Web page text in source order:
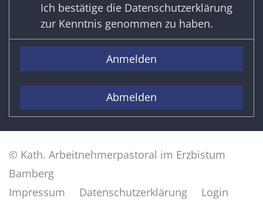
Ich bestätige die Datenschutzerklärung
zur Kenntnis genommen zu haben.
Anmelden
Abmelden
© Kath. Arbeitnehmerpastoral im Erzbistum
Bamberg
Impressum
Datenschutzerklärung Login